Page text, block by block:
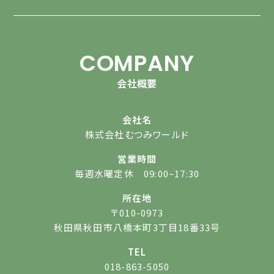
COMPANY
会社概要
会社名
株式会社むつみワールド
営業時間
毎週水曜定休 09:00~17:30
所在地
〒010-0973
秋田県秋田市八橋本町3丁目18番33号
TEL
018-863-5050